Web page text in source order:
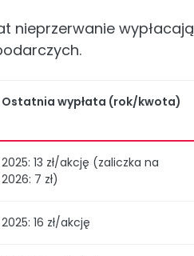
nieprzerwanie wypłacają
Ostatnia wypłata (rok/kwota)
2025: 13 zł/akcję (zaliczka na
2026: 7 zł)
2025: 16 zł/akcję